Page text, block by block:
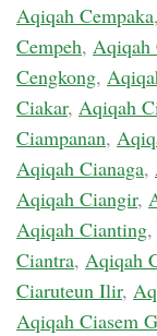
Aqiqah Cempaka,
Cempeh, Aqiqah
Cengkong,
Ciakar, Aqiqah
Ciampanan,
Aqiqah Cianaga,
Aqiqah Ciangir,
Aqiqah Cianting,
Ciantra, Aqiqah
Ciaruteun Ilir,
Aqiqah Ciasem